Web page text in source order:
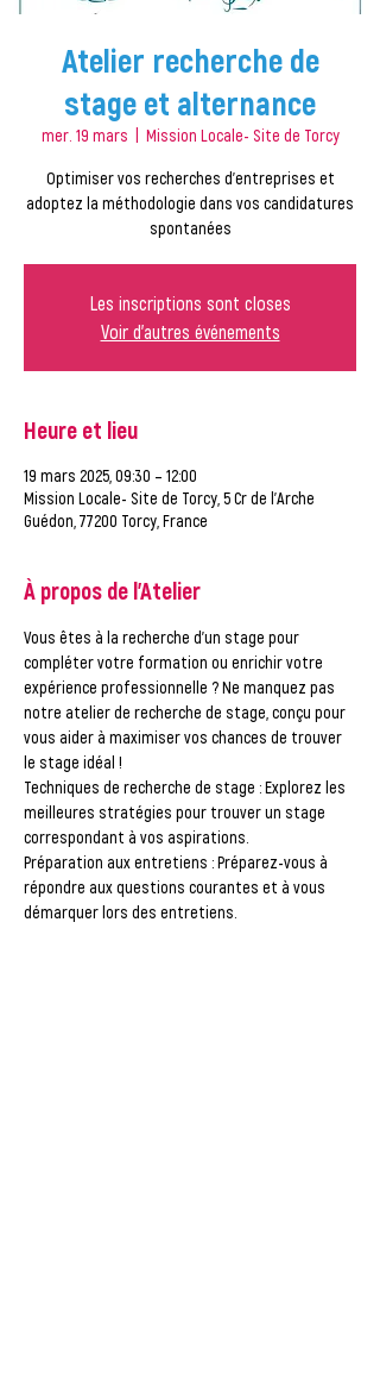
Atelier recherche de
stage et alternance
mer. 19 mars Mission Locale- Site de Torcy
Optimiser vos recherches d'entreprises et
adoptez la méthodologie dans vos candidatures
Les inscriptions sont closes
Voir d'autres événements
Heure et lieu
19 mars 2025, 09:30 – 12:00
Mission Locale- Site de Torcy, 5 Cr de l'Arche
Guédon, 77200 Torcy, France
À propos de l'Atelier
Vous êtes à la recherche d'un stage pour
compléter votre formation ou enrichir votre
expérience professionnelle ? Ne manquez pas
notre atelier de recherche de stage, conçu pour
vous aider à maximiser vos chances de trouver
le stage idéal !
Techniques de recherche de stage : Explorez les
meilleures stratégies pour trouver un stage
correspondant à vos aspirations.
Préparation aux entretiens : Préparez-vous à
répondre aux questions courantes et à vous
démarquer lors des entretiens.